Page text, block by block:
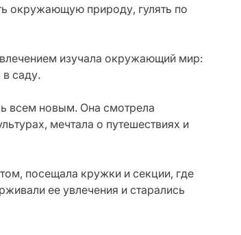
окружающую природу, гулять по
изучала окружающий мир:
саду.
всем новым. Она смотрела
мечтала о путешествиях и
посещала кружки и секции, где
ее увлечения и старались